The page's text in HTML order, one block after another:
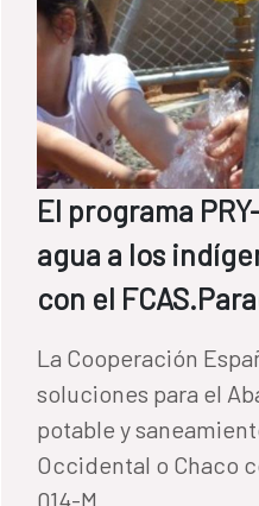
El programa
agua a los
con el
La Cooperación
soluciones para el
potable y
Occidental o Chaco
014-M